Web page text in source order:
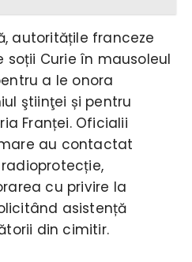
autoritățile franceze
Curie în mausoleul
a le onora
ştiinţei și pentru
Franței. Oficialii
au contactat
cu privire la
asistență
din cimitir.